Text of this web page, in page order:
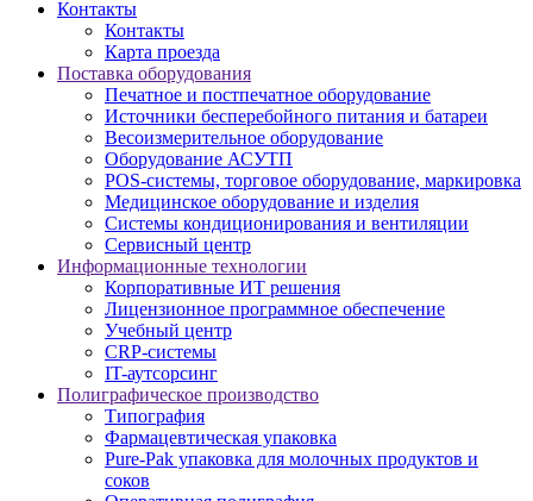
Контакты
Контакты
Карта проезда
Поставка оборудования
Печатное и постпечатное оборудование
Источники бесперебойного питания и батареи
Весоизмерительное оборудование
Оборудование АСУТП
POS-системы, торговое оборудование, маркировка
Медицинское оборудование и изделия
Системы кондиционирования и вентиляции
Сервисный центр
Информационные технологии
Корпоративные ИТ решения
Лицензионное программное обеспечение
Учебный центр
CRP-системы
IT-аутсорсинг
Полиграфическое производство
Типография
Фармацевтическая упаковка
Pure-Pak упаковка для молочных продуктов и
соков